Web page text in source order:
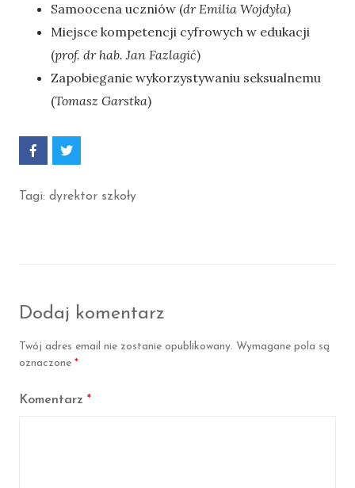
Samoocena uczniów (dr Emilia Wojdyła)
Miejsce kompetencji cyfrowych w edukacji
(prof. dr hab. Jan Fazlagić)
Zapobieganie wykorzystywaniu seksualnemu
(Tomasz Garstka)
i
e
o
k
z
i
t
r
Tagi: dyrektor szkoły
Dodaj komentarz
Twój adres email nie zostanie opublikowany. Wymagane pola są
oznaczone *
Komentarz *